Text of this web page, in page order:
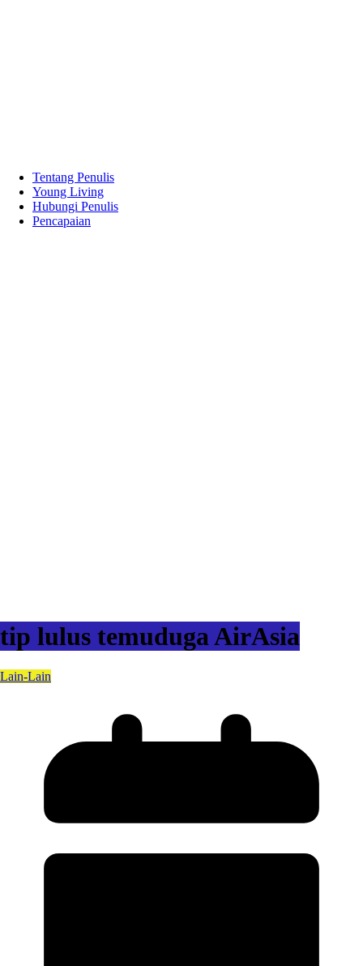
Tentang Penulis
Young Living
Hubungi Penulis
Pencapaian
tip lulus temuduga AirAsia
Lain-Lain